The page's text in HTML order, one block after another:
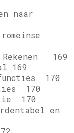
naar
169
169
170
170
170
en